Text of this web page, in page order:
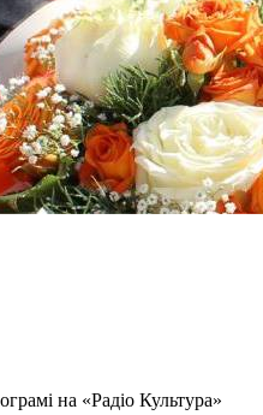
на «Радіо Культура»